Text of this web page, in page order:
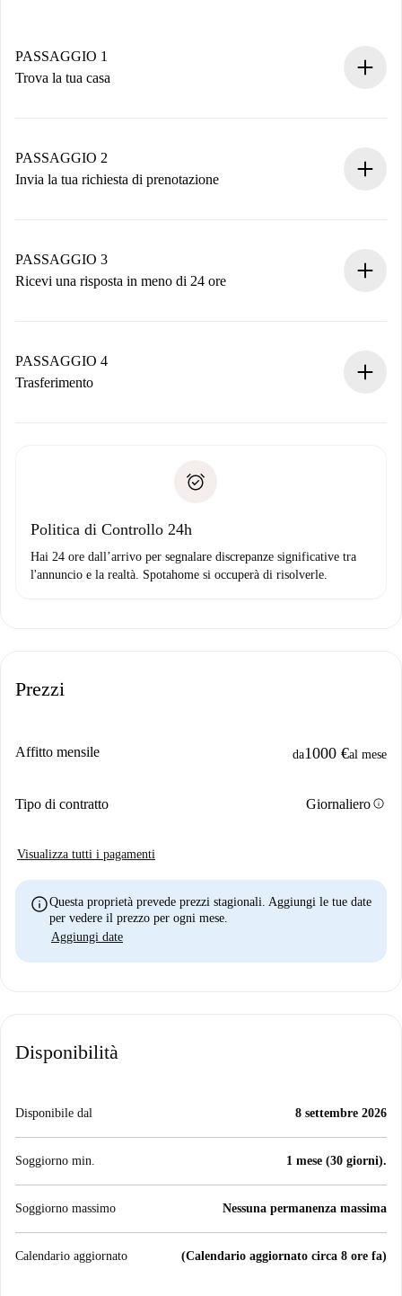
PASSAGGIO 1
Trova la tua casa
Hai tutte le informazioni necessarie in anticipo.
PASSAGGIO 2
Invia la tua richiesta di prenotazione
non accetta.
PASSAGGIO 3
Ricevi una risposta in meno di 24 ore
contatto con il proprietario.
Se rifiutata: non ti addebiteremo nulla e ti proporremo
Domiciliazione del pagamento
PASSAGGIO 4
Trasferimento
solo se non segnali problemi.
Politica di Controllo 24h
Hai 24 ore dall’arrivo per segnalare discrepanze significative tra
l'annuncio e la realtà. Spotahome si occuperà di risolverle.
Prezzi
Affitto mensile da1000 €al mese
Tipo di contratto Giornalieroinfo
Visualizza tutti i pagamenti
infoQuesta proprietà prevede prezzi stagionali. Aggiungi le tue date
per vedere il prezzo per ogni mese.
Aggiungi date
Disponibilità
Disponibile dal 8 settembre 2026
Soggiorno min. 1 mese (30 giorni).
Soggiorno massimo Nessuna permanenza massima
Calendario aggiornato (Calendario aggiornato circa 8 ore fa)